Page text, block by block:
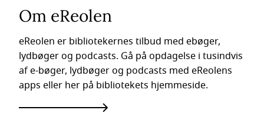
Om eReolen
eReolen er bibliotekernes tilbud med ebøger,
lydbøger og podcasts. Gå på opdagelse i tusindvis
af e-bøger, lydbøger og podcasts med eReolens
apps eller her på bibliotekets hjemmeside.